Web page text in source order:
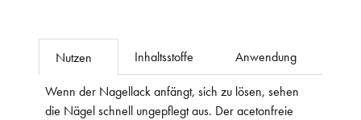
Nutzen Inhaltsstoffe Anwendung
Wenn der Nagellack anfängt, sich zu lösen, sehen
die Nägel schnell ungepflegt aus. Der acetonfreie